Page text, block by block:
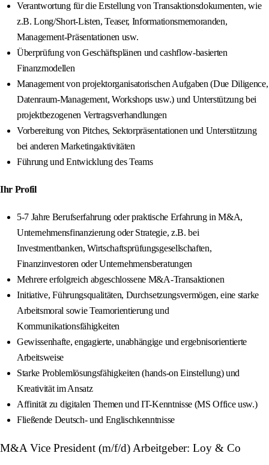
Verantwortung für die Erstellung von Transaktionsdokumenten, wie
z.B. Long/Short-Listen, Teaser, Informationsmemoranden,
Management-Präsentationen usw.
Überprüfung von Geschäftsplänen und cashflow-basierten
Finanzmodellen
Management von projektorganisatorischen Aufgaben (Due Diligence,
Datenraum-Management, Workshops usw.) und Unterstützung bei
projektbezogenen Vertragsverhandlungen
Vorbereitung von Pitches, Sektorpräsentationen und Unterstützung
bei anderen Marketingaktivitäten
Führung und Entwicklung des Teams
Ihr Profil
5-7 Jahre Berufserfahrung oder praktische Erfahrung in M&A,
Unternehmensfinanzierung oder Strategie, z.B. bei
Investmentbanken, Wirtschaftsprüfungsgesellschaften,
Finanzinvestoren oder Unternehmensberatungen
Mehrere erfolgreich abgeschlossene M&A-Transaktionen
Initiative, Führungsqualitäten, Durchsetzungsvermögen, eine starke
Arbeitsmoral sowie Teamorientierung und
Kommunikationsfähigkeiten
Gewissenhafte, engagierte, unabhängige und ergebnisorientierte
Arbeitsweise
Starke Problemlösungsfähigkeiten (hands-on Einstellung) und
Kreativität im Ansatz
Affinität zu digitalen Themen und IT-Kenntnisse (MS Office usw.)
Fließende Deutsch- und Englischkenntnisse
M&A Vice President (m/f/d) Arbeitgeber: Loy & Co